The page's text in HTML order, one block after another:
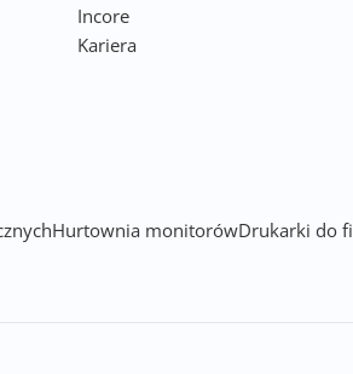
Incore
Kariera
Hurtownia monitorówDrukarki do